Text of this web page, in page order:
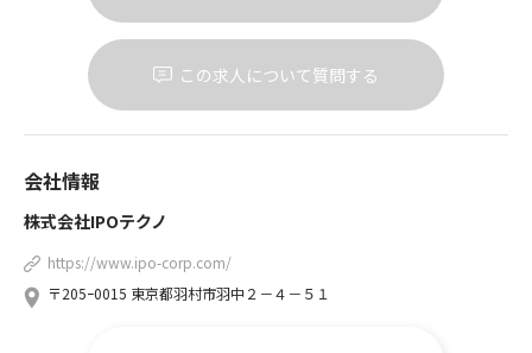
この求人について質問する
会社情報
株式会社IPOテクノ
https://www.ipo-corp.com/
〒205ｰ0015 東京都羽村市羽中２－４－５１